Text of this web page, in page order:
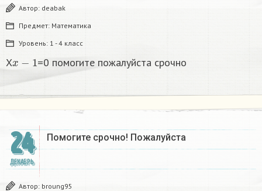
Автор: deabak
Предмет: Математика
Уровень: 1 - 4 класс
X =0 помогите пожалуйста срочно
24
ДЕКАБРЬ
Помогите срочно! Пожалуйста
Автор: broung95